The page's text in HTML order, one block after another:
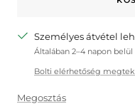
eggyel
Személyes átvétel
Általában 2–4 napon
Bolti elérhetőség
Megosztás